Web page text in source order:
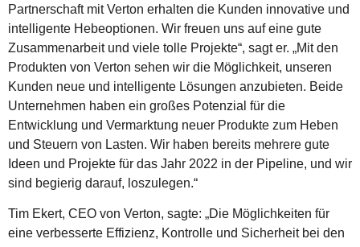
Vimeo immer entsperren
Partnerschaft mit Verton erhalten die Kunden innovative und
intelligente Hebeoptionen. Wir freuen uns auf eine gute
Zusammenarbeit und viele tolle Projekte“, sagt er. „Mit den
Produkten von Verton sehen wir die Möglichkeit, unseren
Kunden neue und intelligente Lösungen anzubieten. Beide
Unternehmen haben ein großes Potenzial für die
Entwicklung und Vermarktung neuer Produkte zum Heben
und Steuern von Lasten. Wir haben bereits mehrere gute
Ideen und Projekte für das Jahr 2022 in der Pipeline, und wir
sind begierig darauf, loszulegen.“
Tim Ekert, CEO von Verton, sagte: „Die Möglichkeiten für
eine verbesserte Effizienz, Kontrolle und Sicherheit bei den